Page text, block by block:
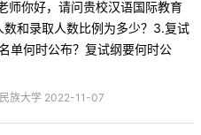
你好，请问贵校汉语国际教育
和录取人数比例为多少？3.复试
单何时公布？复试纲要何时公
族大学 2022-11-07